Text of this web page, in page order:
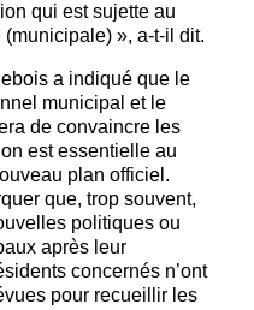
qui est sujette au
», a-t-il dit.
a indiqué que le
municipal et le
de convaincre les
est essentielle au
plan officiel.
que, trop souvent,
politiques ou
après leur
concernés n’ont
pour recueillir les